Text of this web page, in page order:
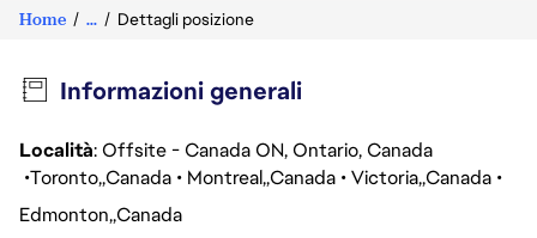
Home ... Dettagli posizione
Informazioni generali
Località: Offsite - Canada ON, Ontario, Canada
Toronto Canada Montreal Canada Victoria Canada
Edmonton Canada